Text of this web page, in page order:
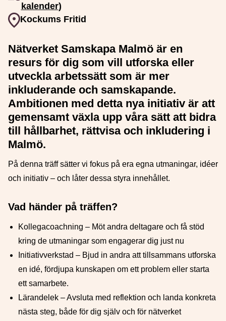
kalender)
Event plats
Kockums Fritid
Nätverket Samskapa Malmö är en
resurs för dig som vill utforska eller
utveckla arbetssätt som är mer
inkluderande och samskapande.
Ambitionen med detta nya initiativ är att
gemensamt växla upp våra sätt att bidra
till hållbarhet, rättvisa och inkludering i
Malmö.
På denna träff sätter vi fokus på era egna utmaningar, idéer
och initiativ – och låter dessa styra innehållet.
Vad händer på träffen?
Kollegacoachning – Möt andra deltagare och få stöd
kring de utmaningar som engagerar dig just nu
Initiativverkstad – Bjud in andra att tillsammans utforska
en idé, fördjupa kunskapen om ett problem eller starta
ett samarbete.
Lärandelek – Avsluta med reflektion och landa konkreta
nästa steg, både för dig själv och för nätverket